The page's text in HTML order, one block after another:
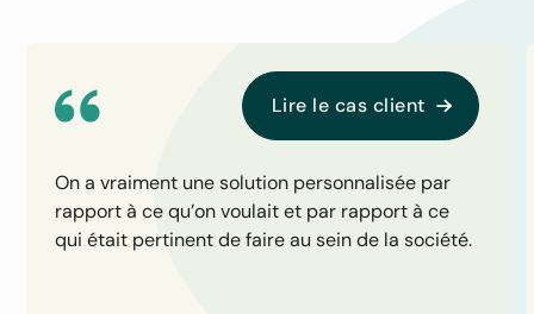
Lire le cas client
On a vraiment une solution personnalisée par
rapport à ce qu’on voulait et par rapport à ce
qui était pertinent de faire au sein de la société.